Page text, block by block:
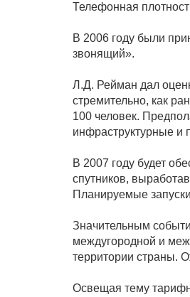
Телефонная
В 2006 году были
звонящий».
Л.Д. Рейман дал
стремительно, как
100 человек.
инфраструктурные и
В 2007 году будет
спутников,
Планируемые
Значительным
междугородной и
территории страны.
Освещая тему